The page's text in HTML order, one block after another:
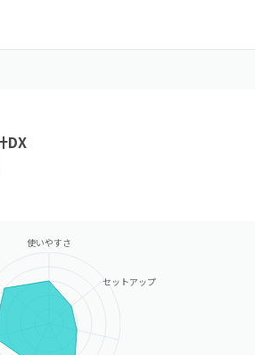
DX
使いやすさ
セットアップ